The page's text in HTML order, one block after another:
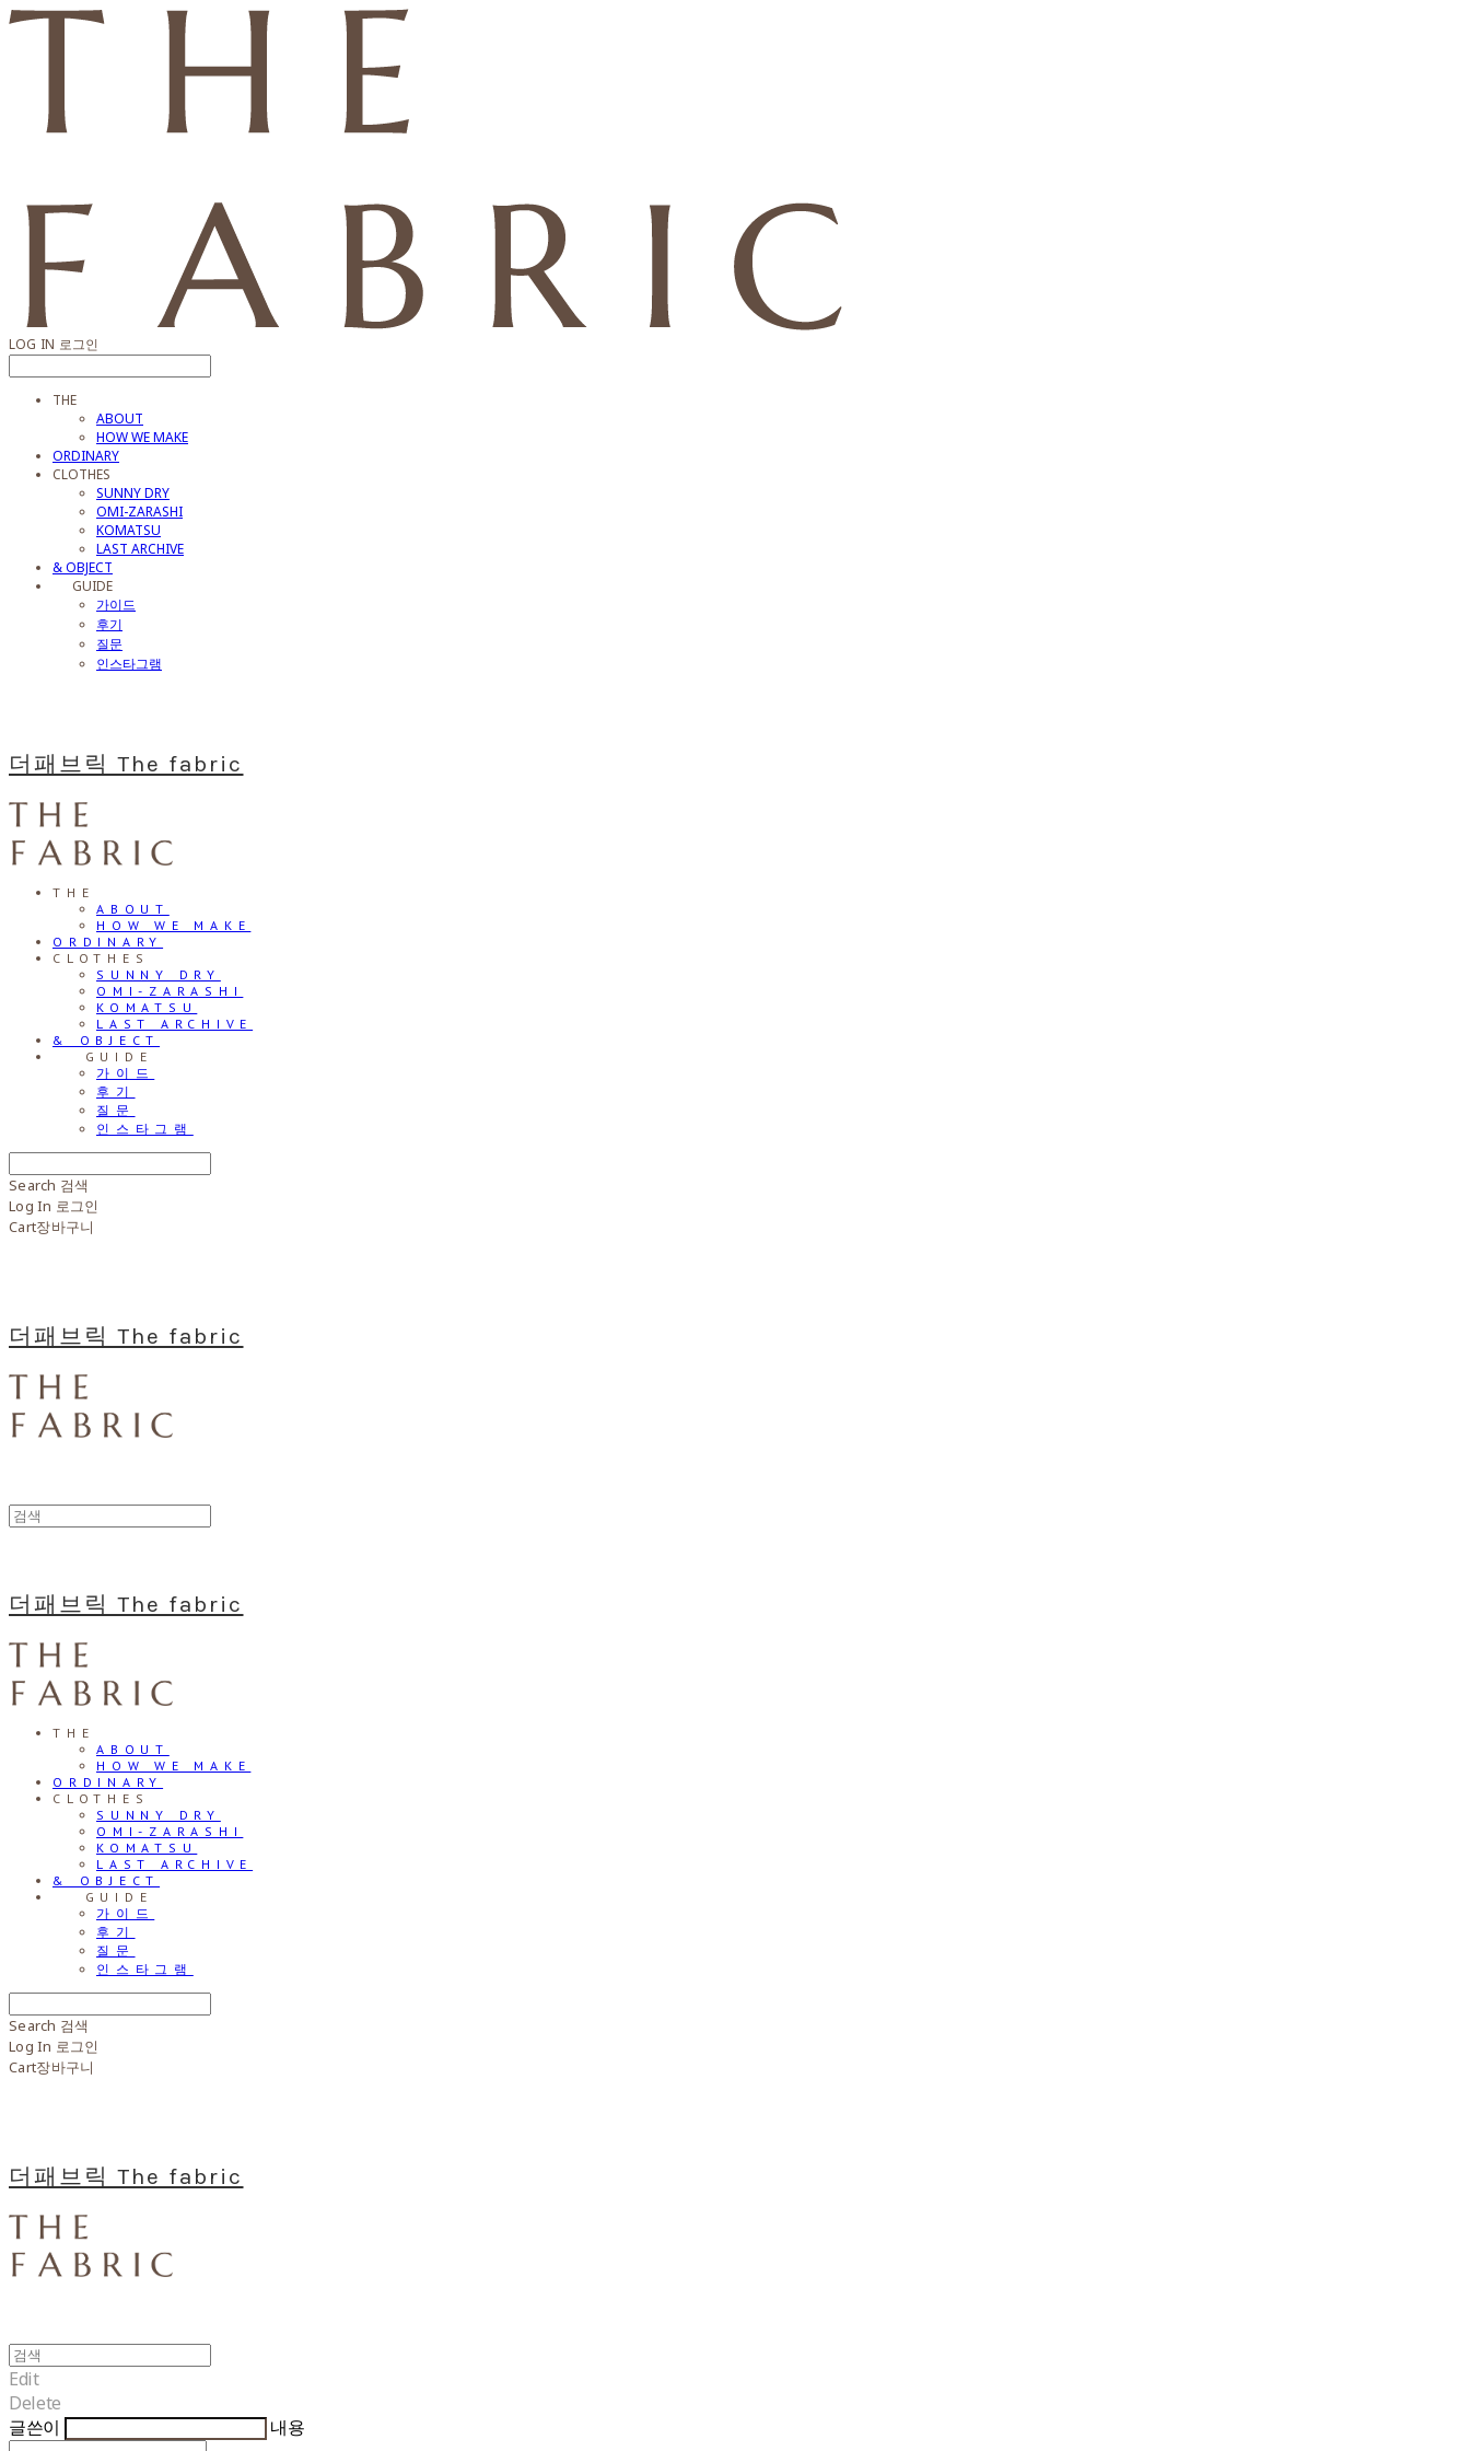
LOG IN 로그인
THE
ABOUT
HOW WE MAKE
ORDINARY
CLOTHES
SUNNY DRY
OMI-ZARASHI
KOMATSU
LAST ARCHIVE
& OBJECT
⠀⠀GUIDE
가이드
후기
질문
인스타그램
더패브릭 The fabric
THE
ABOUT
HOW WE MAKE
ORDINARY
CLOTHES
SUNNY DRY
OMI-ZARASHI
KOMATSU
LAST ARCHIVE
& OBJECT
⠀⠀GUIDE
가이드
후기
질문
인스타그램
Search 검색
Log In 로그인
Cart장바구니
더패브릭 The fabric
더패브릭 The fabric
THE
ABOUT
HOW WE MAKE
ORDINARY
CLOTHES
SUNNY DRY
OMI-ZARASHI
KOMATSU
LAST ARCHIVE
& OBJECT
⠀⠀GUIDE
가이드
후기
질문
인스타그램
Search 검색
Log In 로그인
Cart장바구니
더패브릭 The fabric
Edit
Delete
글쓴이
내용